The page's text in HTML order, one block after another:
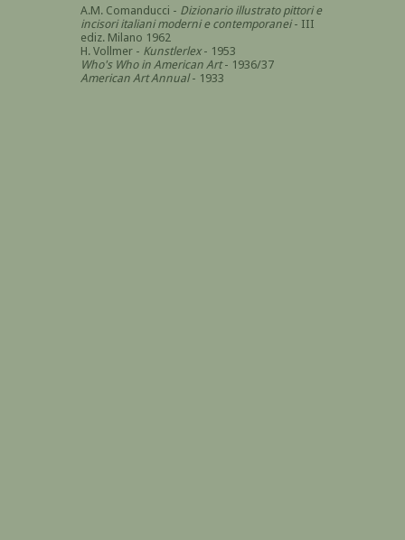
A.M. Comanducci - Dizionario illustrato pittori e
incisori italiani moderni e contemporanei- III
ediz. Milano 1962
H. Vollmer - Kunstlerlex- 1953
Who's Who in American Art- 1936/37
American Art Annual- 1933